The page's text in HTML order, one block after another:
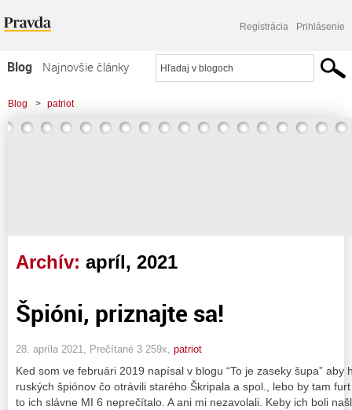
Registrácia Prihlásenie
Blog
Najnovšie články
Najčítanejšie články
Najkomentovanejšie články
Blog > patriot
Archív: apríl, 2021
Špióni, priznajte sa!
28. apríla 2021, Prečítané 3 259x, patriot
Ked som ve februári 2019 napísal v blogu “To je zaseky šupa” aby
ruských špiónov čo otrávili starého Škripala a spol., lebo by tam
to ich slávne MI 6 neprečítalo. A ani mi nezavolali. Keby ich boli